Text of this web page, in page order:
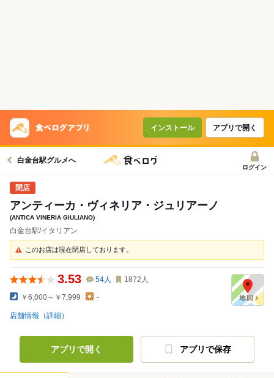
インストール アプリで開く
白金台駅グルメへ
ログイン
アンティーカ・ヴィネリア・ジュリアーノ
(ANTICA VINERIA GIULIANO)
白金台駅/イタリアン
このお店は現在閉店しております。
3.53 54人 1872 人
￥6,000～￥7,999 -
店舗情報（詳細）
アプリで開く アプリで保存